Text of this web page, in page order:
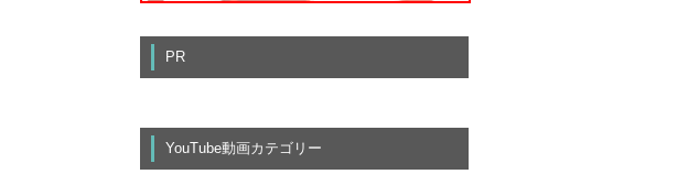
PR
YouTube動画カテゴリー